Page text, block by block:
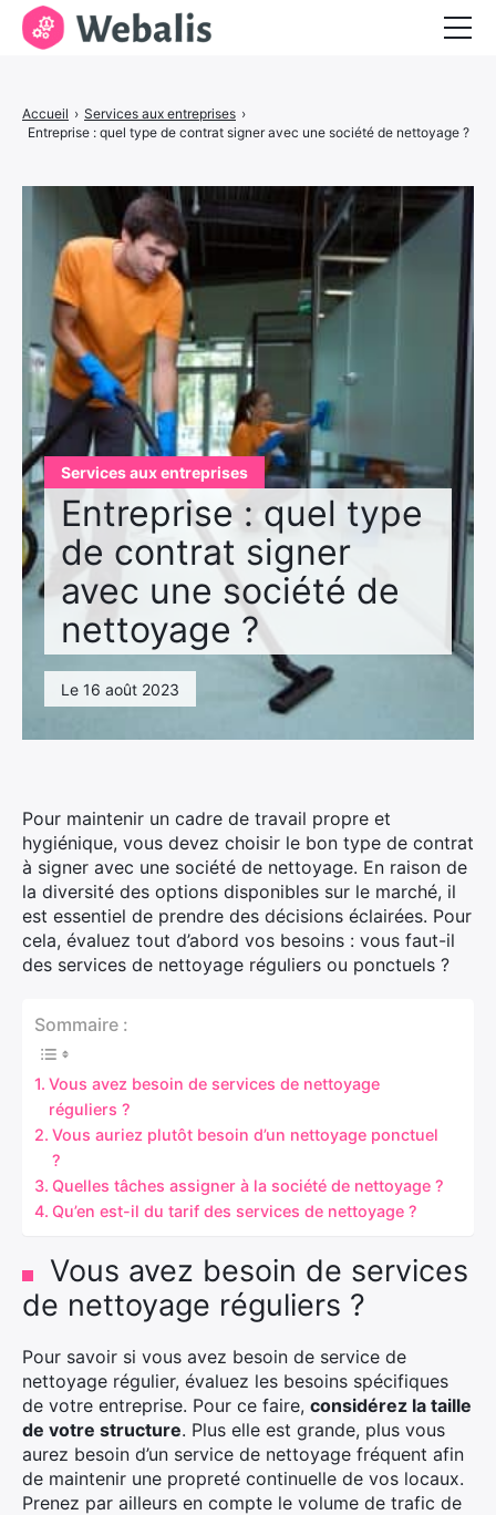
Services aux entreprises
Entreprise : quel type
de contrat signer
avec une société de
nettoyage ?
Le 16 août 2023
Accueil › Services aux entreprises ›
Entreprise : quel type de contrat signer avec une société de nettoyage ?
Pour maintenir un cadre de travail propre et
hygiénique, vous devez choisir le bon type de contrat
à signer avec une société de nettoyage. En raison de
la diversité des options disponibles sur le marché, il
est essentiel de prendre des décisions éclairées. Pour
cela, évaluez tout d’abord vos besoins : vous faut-il
des services de nettoyage réguliers ou ponctuels ?
Sommaire :
Vous avez besoin de services de nettoyage
réguliers ?
Vous auriez plutôt besoin d’un nettoyage ponctuel
?
Quelles tâches assigner à la société de nettoyage ?
Qu’en est-il du tarif des services de nettoyage ?
Vous avez besoin de services
de nettoyage réguliers ?
Pour savoir si vous avez besoin de service de
nettoyage régulier, évaluez les besoins spécifiques
de votre entreprise. Pour ce faire, considérez la taille
de votre structure. Plus elle est grande, plus vous
aurez besoin d’un service de nettoyage fréquent afin
de maintenir une propreté continuelle de vos locaux.
Prenez par ailleurs en compte le volume de trafic de
Services aux entreprises